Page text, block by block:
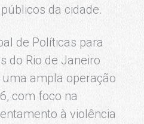
da cidade.
de Políticas para
do Rio de Janeiro
ampla operação
com foco na
à violência